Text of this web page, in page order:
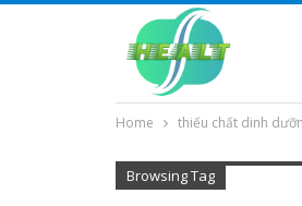
Home thiếu chất dinh
Browsing Tag